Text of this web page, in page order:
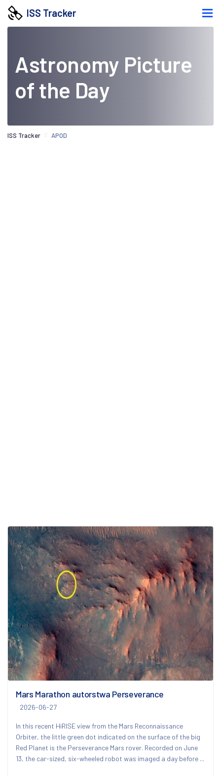
ISS Tracker
Astronomy Picture
of the Day
ISS Tracker APOD
Mars Marathon autorstwa Perseverance
2026-06-27
In this recent HiRISE view from the Mars Reconnaissance
Orbiter, the little green dot indicated on the surface of the big
Red Planet is the Perseverance Mars rover. Recorded on June
13, the car-sized, six-wheeled robot was imaged a day before ...